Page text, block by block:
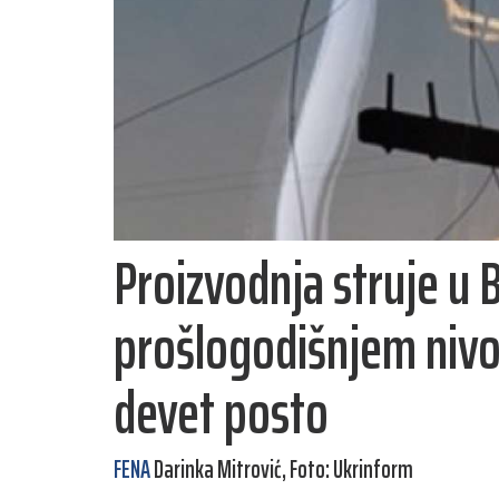
Proizvodnja struje u
prošlogodišnjem
devet posto
FENADarinka Mitrović, Foto: Ukrinform